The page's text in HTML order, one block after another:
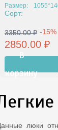
Размер:
Сорт:
3350.00 ₽ -15%
2850.00 ₽
В
корзину
люки